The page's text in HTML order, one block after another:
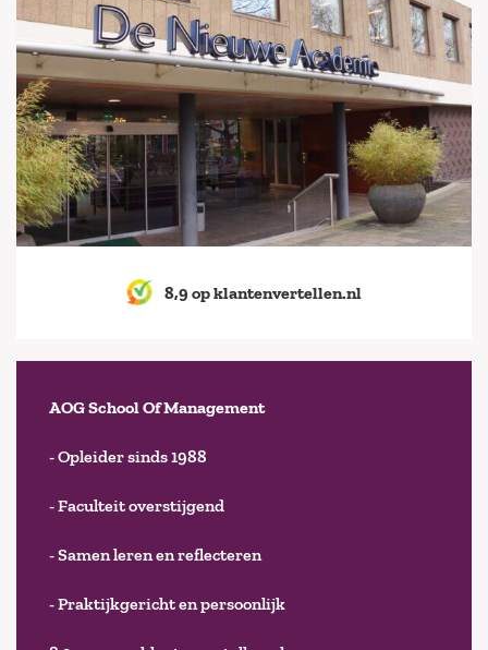
8,9 op klantenvertellen.nl
AOG School Of Management
- Opleider sinds 1988
- Faculteit overstijgend
- Samen leren en reflecteren
- Praktijkgericht en persoonlijk